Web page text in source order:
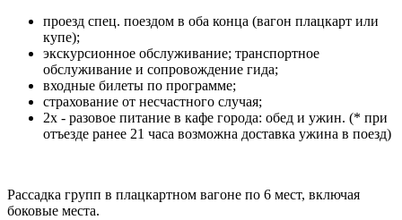
проезд спец. поездом в оба конца (вагон плацкарт или
купе);
экскурсионное обслуживание; транспортное
обслуживание и сопровождение гида;
входные билеты по программе;
страхование от несчастного случая;
2х - разовое питание в кафе города: обед и ужин. (* при
отъезде ранее 21 часа возможна доставка ужина в поезд)
Рассадка групп в плацкартном вагоне по 6 мест, включая
боковые места.